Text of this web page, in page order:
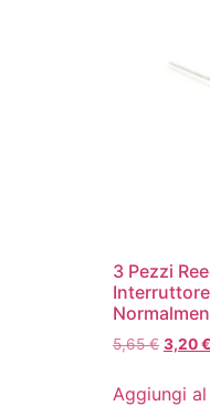
3 Pezzi
5,65€ 3,20€
Aggiungi